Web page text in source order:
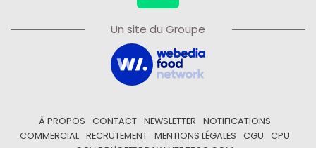
Un site du Groupe
À PROPOS CONTACT NEWSLETTER
NOTIFICATIONS
COMMERCIAL
RECRUTEMENT MENTIONS LÉGALES CGU
CPU